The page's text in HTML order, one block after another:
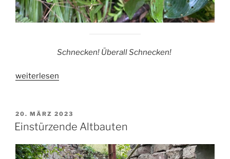
Schnecken! Überall Schnecken!
„Schneckenplage“
weiterlesen
VERÖFFENTLICHT
AM
20. MÄRZ 2023
Einstürzende Altbauten